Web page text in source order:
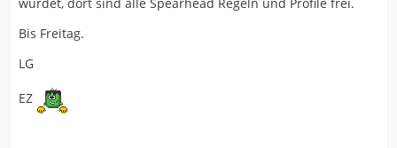
Bis Freitag.
LG
EZ